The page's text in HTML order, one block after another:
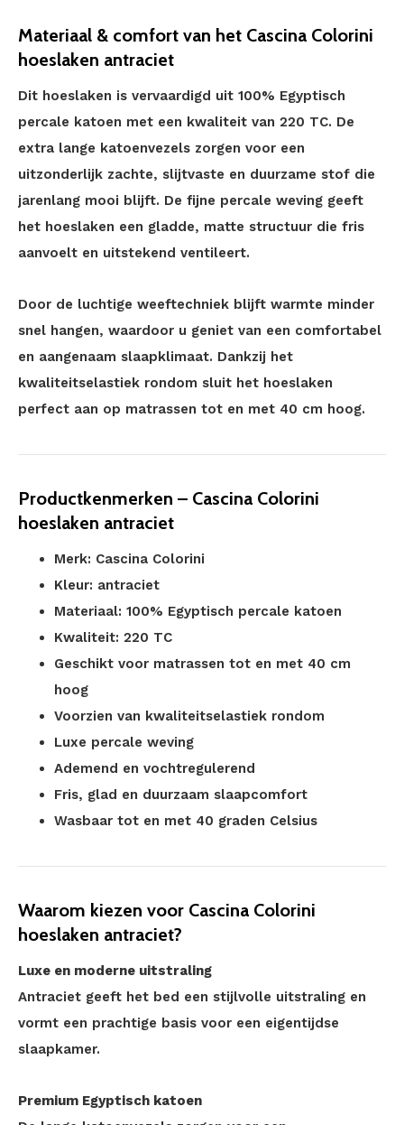
Materiaal & comfort van het Cascina Colorini
hoeslaken antraciet
Dit hoeslaken is vervaardigd uit 100% Egyptisch
percale katoen met een kwaliteit van 220 TC. De
extra lange katoenvezels zorgen voor een
uitzonderlijk zachte, slijtvaste en duurzame stof die
jarenlang mooi blijft. De fijne percale weving geeft
het hoeslaken een gladde, matte structuur die fris
aanvoelt en uitstekend ventileert.
Door de luchtige weeftechniek blijft warmte minder
snel hangen, waardoor u geniet van een comfortabel
en aangenaam slaapklimaat. Dankzij het
kwaliteitselastiek rondom sluit het hoeslaken
perfect aan op matrassen tot en met 40 cm hoog.
Productkenmerken – Cascina Colorini
hoeslaken antraciet
Merk: Cascina Colorini
Kleur: antraciet
Materiaal: 100% Egyptisch percale katoen
Kwaliteit: 220 TC
Geschikt voor matrassen tot en met 40 cm
hoog
Voorzien van kwaliteitselastiek rondom
Luxe percale weving
Ademend en vochtregulerend
Fris, glad en duurzaam slaapcomfort
Wasbaar tot en met 40 graden Celsius
Waarom kiezen voor Cascina Colorini
hoeslaken antraciet?
Luxe en moderne uitstraling
Antraciet geeft het bed een stijlvolle uitstraling en
vormt een prachtige basis voor een eigentijdse
slaapkamer.
Premium Egyptisch katoen